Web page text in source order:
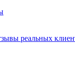
реальных